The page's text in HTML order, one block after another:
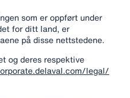
som er oppført under
for ditt land, er
på disse nettstedene.
og deres respektive
legal/